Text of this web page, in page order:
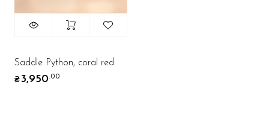
Saddle Python, coral red
₴3,950.00